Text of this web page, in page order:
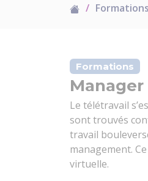
Formations
Le télétravail
sont trouvés
travail
management.
virtuelle.